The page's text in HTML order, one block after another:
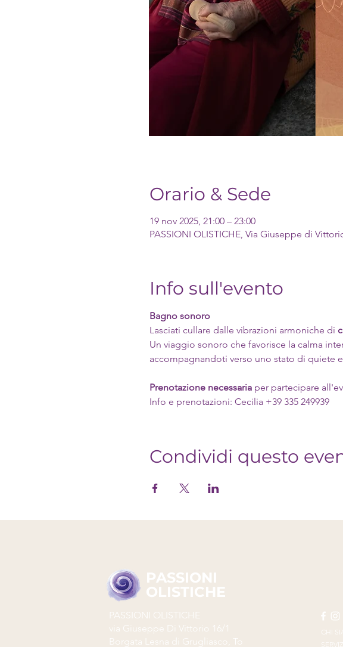
Orario & Sede
19 nov 2025, 21:00 – 23:00
PASSIONI OLISTICHE, Via Giuseppe di
Info sull'evento
Bagno sonoro
Lasciati cullare dalle vibrazioni armoniche di
Un viaggio sonoro che favorisce la calma
accompagnandoti verso uno stato di quiete
Prenotazione necessaria per partecipare
Info e prenotazioni: Cecilia +39 335 249939
Condividi questo
PASSIONI
OLISTICHE
PASSIONI OLISTICHE
via Giuseppe Di Vittorio 16/1
Borgata Lesna di Grugliasco, To
CHI
SERVIZI